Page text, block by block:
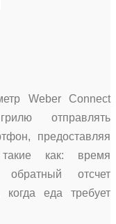
Weber Connect
отправлять
предоставляя
как: время
обратный отсчет
еда требует